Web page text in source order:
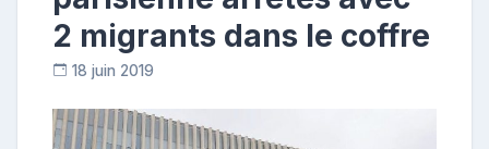
2 migrants dans le coffre
18 juin 2019
e
p